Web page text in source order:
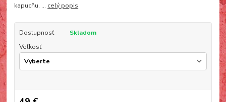
kapucňu, ... celý popis
Dostupnosť
Skladom
Veľkosť